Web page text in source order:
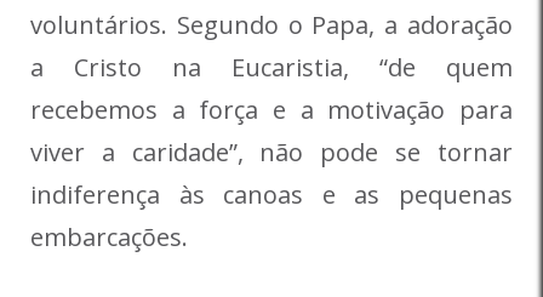
voluntários. Segundo o Papa, a adoração
a Cristo na Eucaristia, “de quem
recebemos a força e a motivação para
viver a caridade”, não pode se tornar
indiferença às canoas e as pequenas
embarcações.